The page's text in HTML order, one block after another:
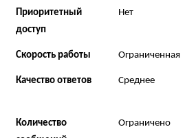
Приоритетный
доступ
Нет
Скорость работы Ограниченная
Качество ответов Среднее
Количество
Ограничено